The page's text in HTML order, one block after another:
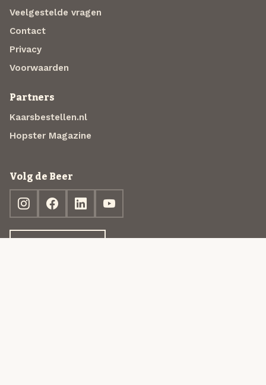
Veelgestelde vragen
Contact
Privacy
Voorwaarden
Partners
Kaarsbestellen.nl
Hopster Magazine
Volg de Beer